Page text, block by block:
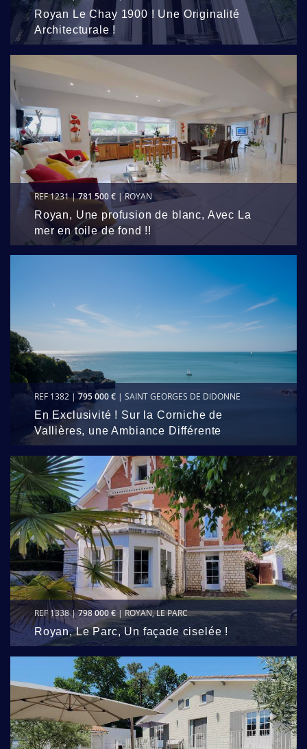
Royan Le Chay 1900 ! Une Originalité
Architecturale !
REF 1231 |781 500 € | ROYAN
Royan, Une profusion de blanc, Avec La
mer en toile de fond !!
REF 1382 |795 000 € | SAINT GEORGES DE DIDONNE
En Exclusivité ! Sur la Corniche de
Vallières, une Ambiance Différente
REF 1338 |798 000 €| ROYAN, LE PARC
Royan, Le Parc, Un façade ciselée !